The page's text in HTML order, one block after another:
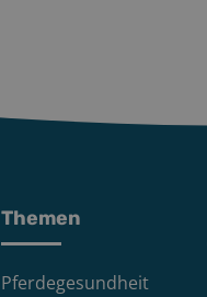
Themen
Pferdegesundheit